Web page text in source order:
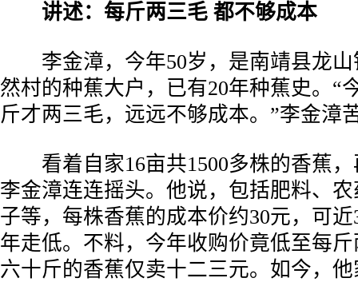
讲述：每斤两三毛 都不够成本
李金漳，今年50岁，是南靖县龙山
然村的种蕉大户，已有20年种蕉史。“
斤才两三毛，远远不够成本。”李金漳
看着自家16亩共1500多株的香蕉，
李金漳连连摇头。他说，包括肥料、
子等，每株香蕉的成本价约30元，可
年走低。不料，今年收购价竟低至每
六十斤的香蕉仅卖十二三元。如今，